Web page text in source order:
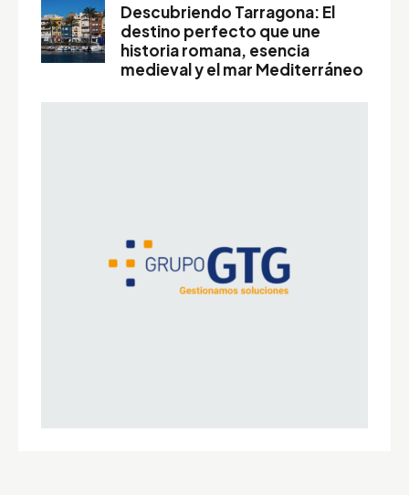
Descubriendo Tarragona: El
destino perfecto que une
historia romana, esencia
medieval y el mar Mediterráneo